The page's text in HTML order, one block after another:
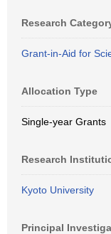
Research
Grant-in-Aid for
Allocation Type
Single-year Grants
Research
Kyoto University
Principal